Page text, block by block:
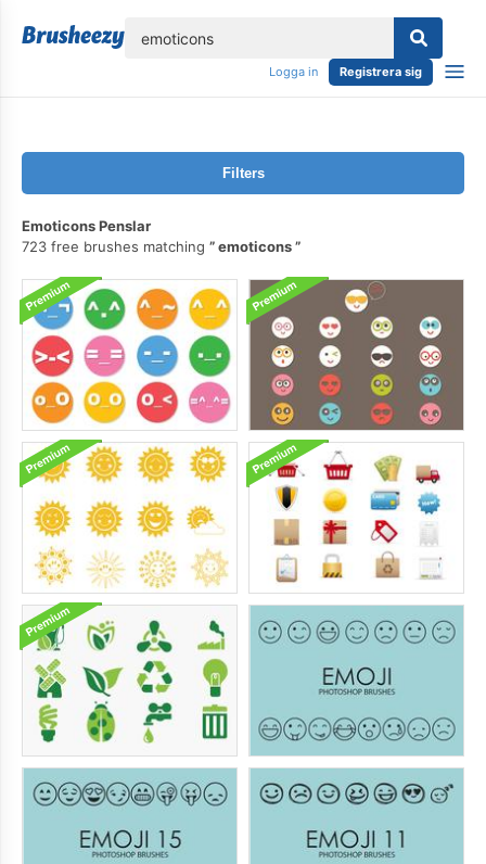
Logga in Registrera sig
Filters
Emoticons Penslar
723 free brushes matching
emoticons